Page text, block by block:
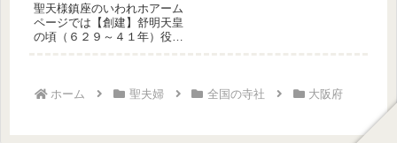
聖天様鎮座のいわれホアーム
ページでは【創建】舒明天皇
の頃（６２９～４１年）役行
ホーム 聖夫婦 全国の寺社 大阪府